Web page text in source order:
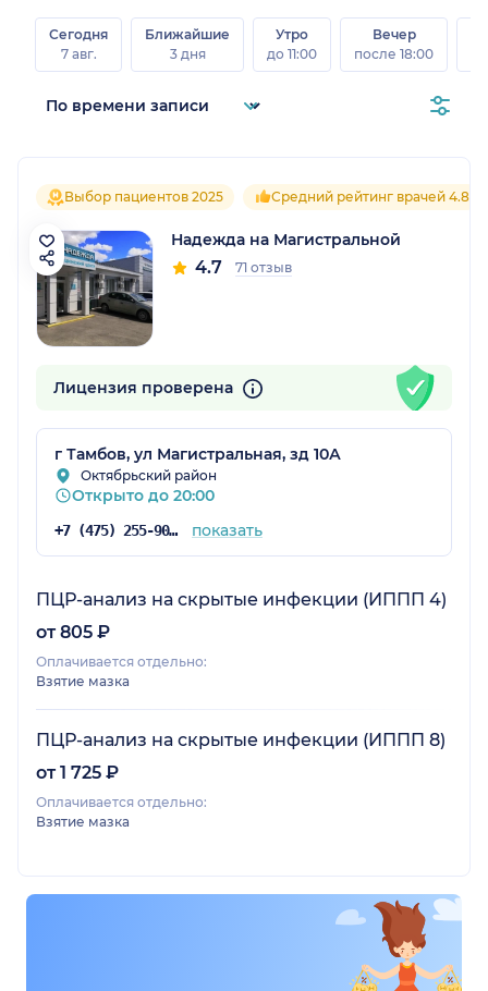
Сегодня
7 авг.
Ближайшие
3 дня
Утро
до 11:00
Вечер
после 18:00
Выбор пациентов 2025 Средний рейтинг врачей 4.8
Надежда на Магистральной
4.7 71 отзыв
Лицензия проверена
г Тамбов, ул Магистральная, зд 10А
Октябрьский район
Открыто до 20:00
+7 (475) 255-90-99 показать
ПЦР-анализ на скрытые инфекции (ИППП 4)
от 805 ₽
Оплачивается отдельно:
Взятие мазка
ПЦР-анализ на скрытые инфекции (ИППП 8)
от 1 725 ₽
Оплачивается отдельно:
Взятие мазка